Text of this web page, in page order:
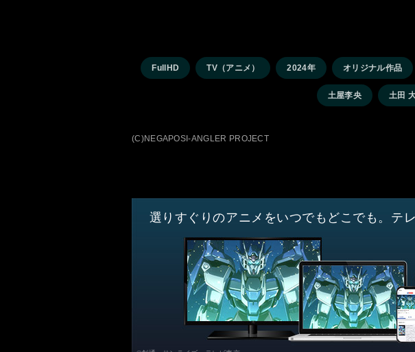
FullHD TV（アニメ） 2024年 オリジナル作品
土屋李央 土田
(C)NEGAPOSI-ANGLER PROJECT
選りすぐりのアニメをいつでもどこでも。テ